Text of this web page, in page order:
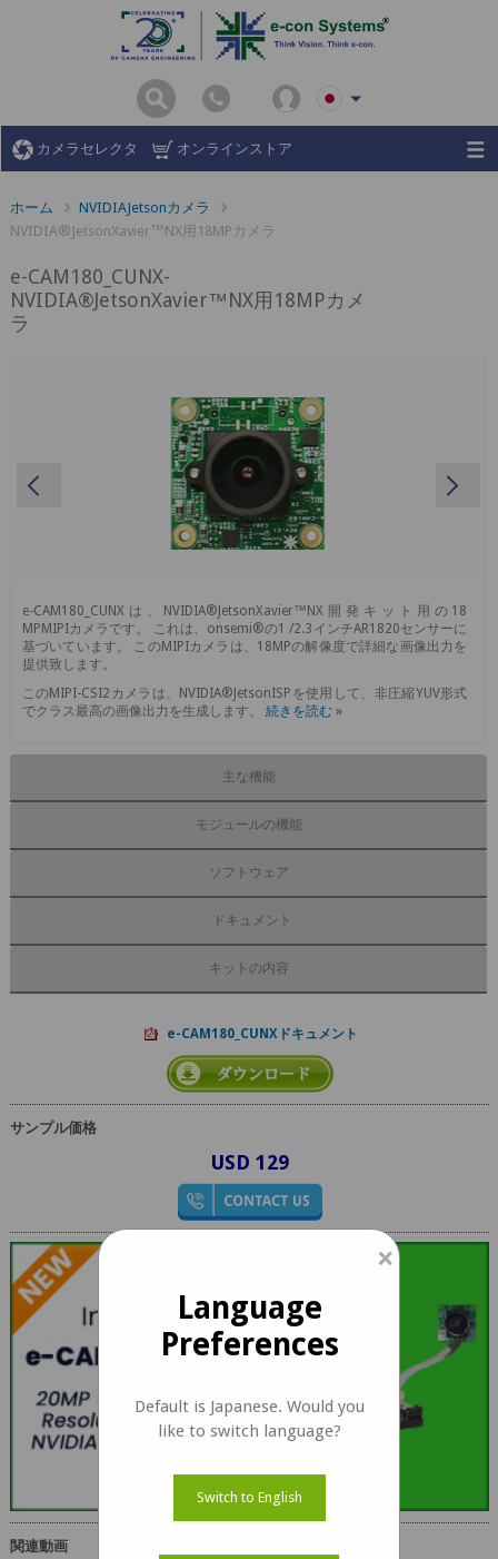
カメラセレクタ オンラインストア
ホーム
NVIDIAJetsonカメラ
NVIDIA®JetsonXavier™NX用18MPカメラ
e-CAM180_CUNX-
NVIDIA®JetsonXavier™NX用18MPカメ
ラ
e-CAM180_CUNXは、NVIDIA®JetsonXavier™NX開発キット用の18
MPMIPIカメラです。 これは、onsemi®の1 /2.3インチAR1820センサーに
基づいています。 このMIPIカメラは、18MPの解像度で詳細な画像出力を
提供致します。
このMIPI-CSI2カメラは、NVIDIA®JetsonISPを使用して、非圧縮YUV形式
でクラス最高の画像出力を生成します。 続きを読む »
主な機能
モジュールの機能
ソフトウェア
ドキュメント
キットの内容
e-CAM180_CUNXドキュメント
サンプル価格
USD 129
関連動画
×
Language
Preferences
Default is Japanese. Would you
like to switch language?
Switch to English